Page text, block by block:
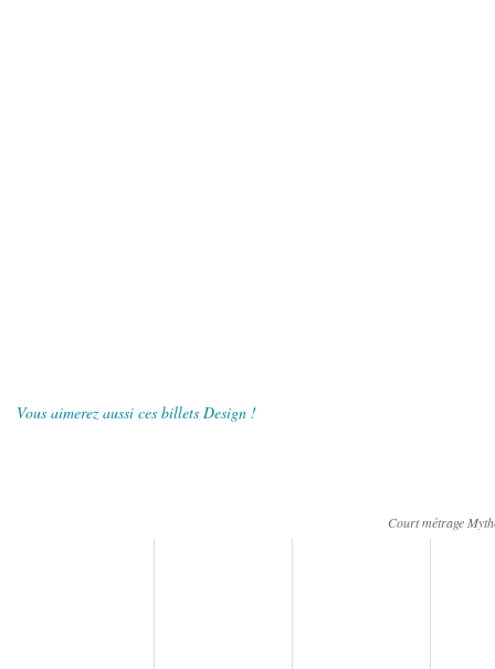
Vous aimerez aussi ces billets Design !
Court métrage